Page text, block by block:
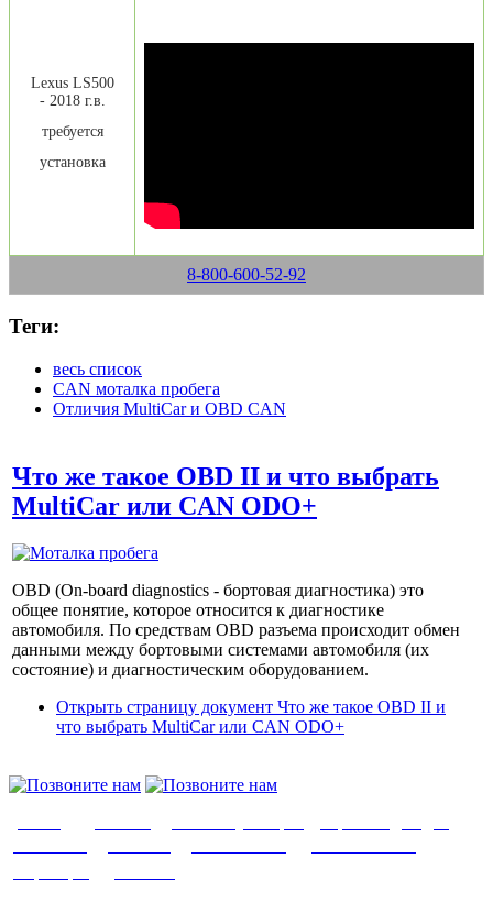
Lexus LS500
- 2018 г.в.
требуется
установка
8-800-600-52-92
Теги:
весь список
CAN моталка пробега
Отличия MultiCar и OBD CAN
Что же такое OBD II и что выбрать
MultiCar или CAN ODO+
OBD (On-board diagnostics - бортовая диагностика) это
общее понятие, которое относится к диагностике
автомобиля. По средствам OBD разъема происходит обмен
данными между бортовыми системами автомобиля (их
состояние) и диагностическим оборудованием.
Открыть страницу документ Что же такое OBD II и
что выбрать MultiCar или CAN ODO+